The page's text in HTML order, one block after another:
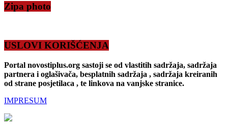
Zipa photo
USLOVI KORIŠĆENJA
Portal novostiplus.org sastoji se od vlastitih sadržaja, sadržaja
partnera i oglašivača, besplatnih sadržaja , sadržaja kreiranih
od strane posjetilaca , te linkova na vanjske stranice.
IMPRESUM